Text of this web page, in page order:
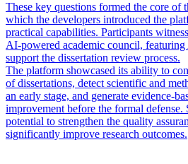
These key questions formed the core of
which the developers introduced the
practical capabilities. Participants
AI-powered academic council, featuring
support the dissertation review process.
The platform showcased its ability to
of dissertations, detect scientific and
an early stage, and generate evidence-
improvement before the formal
potential to strengthen the quality
significantly improve research outcomes.